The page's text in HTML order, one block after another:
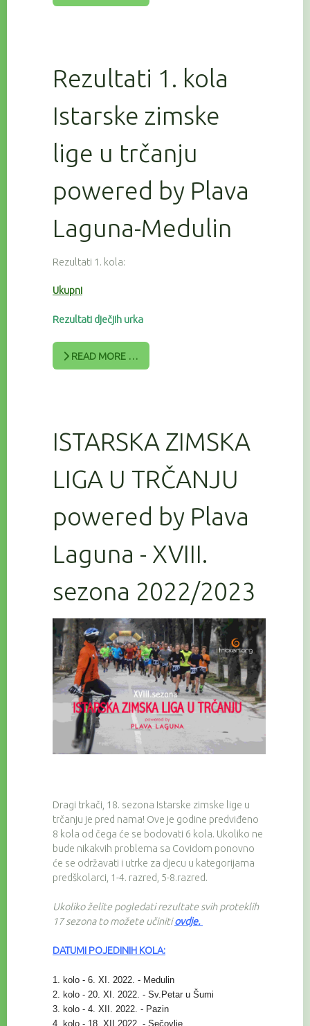
Rezultati 1. kola
Istarske zimske
lige u trčanju
powered by Plava
Laguna-Medulin
Rezultati 1. kola:
Ukupni
Rezultati dječjih urka
READ MORE …
ISTARSKA ZIMSKA
LIGA U TRČANJU
powered by Plava
Laguna - XVIII.
sezona 2022/2023
Dragi trkači, 18. sezona Istarske zimske lige u
trčanju je pred nama! Ove je godine predviđeno
8 kola od čega će se bodovati 6 kola. Ukoliko ne
bude nikakvih problema sa Covidom ponovno
će se održavati i utrke za djecu u kategorijama
predškolarci, 1-4. razred, 5-8.razred.
Ukoliko želite pogledati rezultate svih proteklih
17 sezona to možete učinitiovdje.
DATUMI POJEDINIH KOLA:
1. kolo - 6. XI. 2022. - Medulin
2. kolo - 20. XI. 2022. - Sv.Petar u Šumi
3. kolo - 4. XII. 2022. - Pazin
4. kolo - 18. XII.2022. - Sečovlje